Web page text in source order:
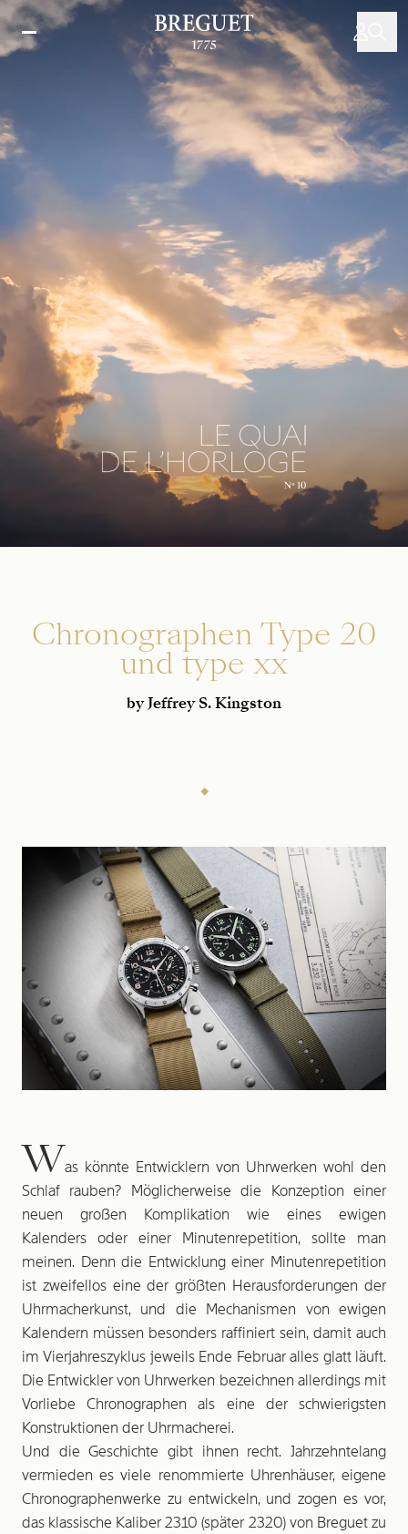
Direkt
zum
Inhalt
Chrono­graphen Type 20
und type xx
by Jeffrey S. Kingston
Was könnte Entwicklern von Uhrwerken wohl den
Schlaf rauben? Möglicherweise die Konzeption einer
neuen großen Komplikation wie eines ewigen
Kalenders oder einer Minutenrepetition, sollte man
meinen. Denn die Entwicklung einer Minutenrepetition
ist zweifellos eine der größten Herausforderungen der
Uhrmacherkunst, und die Mechanismen von ewigen
Kalendern müssen besonders raffiniert sein, damit auch
im Vierjahreszyklus jeweils Ende Februar alles glatt läuft.
Die Entwickler von Uhrwerken bezeichnen allerdings mit
Vorliebe Chronographen als eine der schwierigsten
Konstruktionen der Uhrmacherei.
Und die Geschichte gibt ihnen recht. ­Jahrzehntelang
vermieden es viele renommierte Uhrenhäuser, eigene
Chronographenwerke zu entwickeln, und zogen es vor,
das klassische Kaliber 2310 (später 2320) von Breguet zu